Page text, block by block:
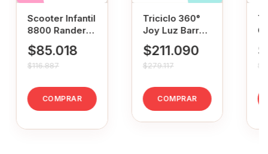
Scooter Infantil
8800 Randers
Rosa
$85.018
$116.887
COMPRAR
Triciclo 360°
Joy Luz Barra
de Empuje
Verde Aqua
$211.090
$279.117